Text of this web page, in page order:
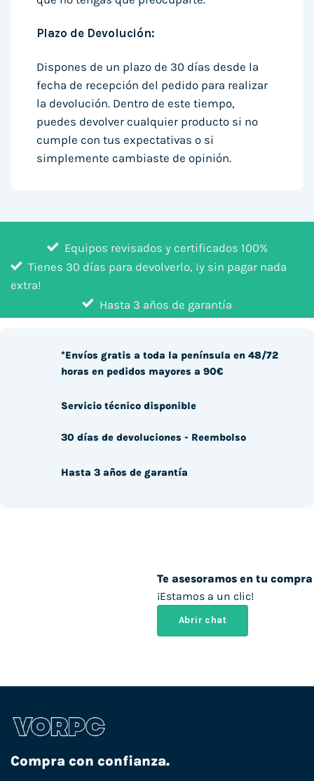
Plazo de Devolución:
Dispones de un plazo de 30 días desde la
fecha de recepción del pedido para realizar
la devolución. Dentro de este tiempo,
puedes devolver cualquier producto si no
cumple con tus expectativas o si
simplemente cambiaste de opinión.
Equipos revisados y certificados 100%
Tienes 30 días para devolverlo, ¡y sin pagar nada
extra!
Hasta 3 años de garantía
Te asesoramos en tu compra
¡Estamos a un clic!
Abrir chat
*Envíos gratis a toda la península en 48/72
horas en pedidos mayores a 90€
Servicio técnico disponible
30 días de devoluciones - Reembolso
Hasta 3 años de garantía
Compra con confianza.